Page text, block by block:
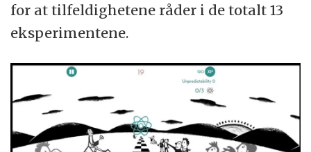
for at tilfeldighetene råder i de totalt 13
eksperimentene.